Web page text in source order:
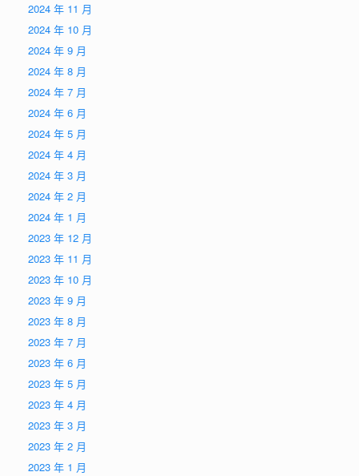
2024 年 11 月
2024 年 10 月
2024 年 9 月
2024 年 8 月
2024 年 7 月
2024 年 6 月
2024 年 5 月
2024 年 4 月
2024 年 3 月
2024 年 2 月
2024 年 1 月
2023 年 12 月
2023 年 11 月
2023 年 10 月
2023 年 9 月
2023 年 8 月
2023 年 7 月
2023 年 6 月
2023 年 5 月
2023 年 4 月
2023 年 3 月
2023 年 2 月
2023 年 1 月